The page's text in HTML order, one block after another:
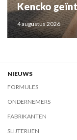
Kencko
4 augustus 2026
NIEUWS
FORMULES
ONDERNEMERS
FABRIKANTEN
SLIJTERIJEN